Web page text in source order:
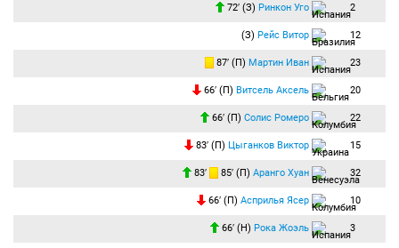
72′ (З) Ринкон Уго 2
(З) Рейс Витор 12
87′ (П) Мартин Иван 23
66′ (П) Витсель Аксель 20
66′ (П) Солис Ромеро 22
83′ (П) Цыганков Виктор 15
83′ 85′ (П) Аранго Хуан 32
66′ (П) Асприлья Ясер 10
66′ (Н) Рока Жоэль 3